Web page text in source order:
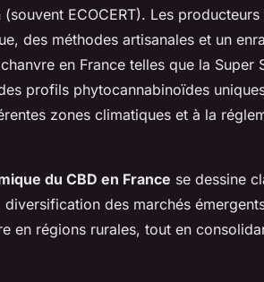
ECOCERT). Les
des méthodes artisanales et un
en France telles que la Super
profils phytocannabinoïdes
zones climatiques et à la
du CBD en France se dessine
des marchés
en régions rurales, tout en